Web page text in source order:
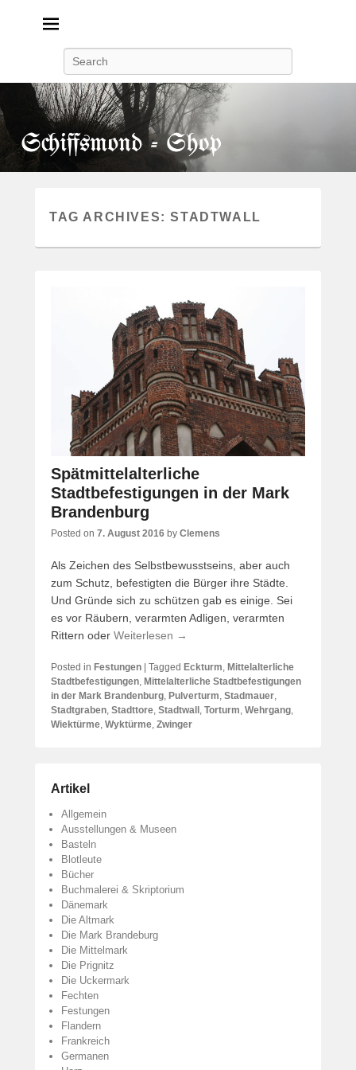
TAG ARCHIVES:STADTWALL
Spätmittelalterliche
Stadtbefestigungen in der Mark
Brandenburg
Posted on 7. August 2016 by Clemens
Als Zeichen des Selbstbewusstseins, aber auch
zum Schutz, befestigten die Bürger ihre Städte.
Und Gründe sich zu schützen gab es einige. Sei
es vor Räubern, verarmten Adligen, verarmten
Rittern oder Weiterlesen →
Posted in Festungen Tagged Eckturm, Mittelalterliche
Stadtbefestigungen, Mittelalterliche Stadtbefestigungen
in der Mark Brandenburg, Pulverturm, Stadmauer,
Stadtgraben, Stadttore, Stadtwall , Torturm, Wehrgang,
Wiektürme, Wyktürme, Zwinger
Artikel
Allgemein
Ausstellungen & Museen
Basteln
Blotleute
Bücher
Buchmalerei & Skriptorium
Dänemark
Die Altmark
Die Mark Brandeburg
Die Mittelmark
Die Prignitz
Die Uckermark
Fechten
Festungen
Flandern
Frankreich
Germanen